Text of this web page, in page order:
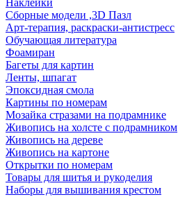
Наклейки
Сборные модели ,3D Пазл
Арт-терапия, раскраски-антистресс
Обучающая литература
Фоамиран
Багеты для картин
Ленты, шпагат
Эпоксидная смола
Картины по номерам
Мозайка стразами на подрамнике
Живопись на холсте с подрамником
Живопись на дереве
Живопись на картоне
Открытки по номерам
Товары для шитья и рукоделия
Наборы для вышивания крестом